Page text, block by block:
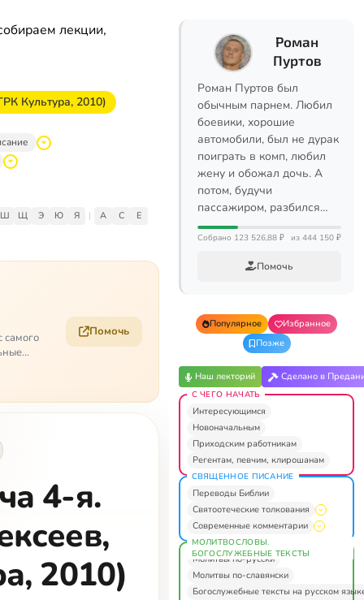
лекции,
Культура, 2010)
Ш Щ Э Ю Я | A C E
самого
Помочь
4-я.
2010)
Роман
Пуртов
Роман Пуртов был
обычным парнем. Любил
боевики, хорошие
автомобили, был не дурак
поиграть в комп, любил
жену и обожал дочь. А
потом, будучи
пассажиром, разбился…
Собрано 123 526,88 ₽ из 444 150 ₽
Помочь
Популярное
Избранное
Позже
Наш лекторий Сделано в
С ЧЕГО НАЧАТЬ
Интересующимся
Новоначальным
Приходским работникам
Регентам, певчим, клирошанам
СВЯЩЕННОЕ ПИСАНИЕ
Переводы Библии
Святоотеческие толкования
Современные комментарии
МОЛИТВОСЛОВЫ.
БОГОСЛУЖЕБНЫЕ ТЕКСТЫ
Молитвы по-русски
Молитвы по-славянски
Богослужебные тексты на русском